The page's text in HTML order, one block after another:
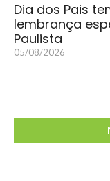
Dia dos Pais
lembrança
Paulista
05/08/2026